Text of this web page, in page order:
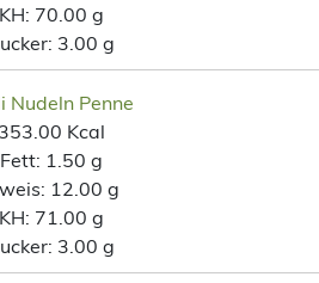
KH: 70.00 g
3.00 g
Nudeln Penne
353.00 Kcal
Fett: 1.50 g
12.00 g
KH: 71.00 g
3.00 g